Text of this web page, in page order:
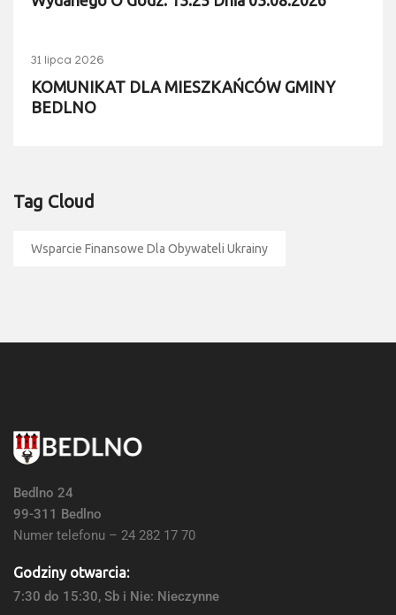
31 lipca 2026
KOMUNIKAT DLA MIESZKAŃCÓW GMINY
BEDLNO
Tag Cloud
Wsparcie Finansowe Dla Obywateli Ukrainy
Bedlno 24
99-311 Bedlno
Numer telefonu – 24 282 17 70
Godziny otwarcia:
7:30 do 15:30, Sb i Nie: Nieczynne